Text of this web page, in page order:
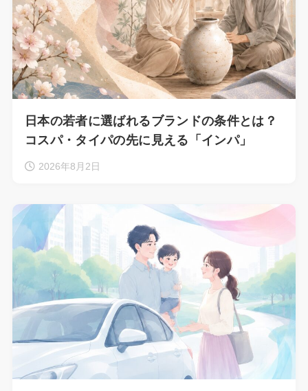
日本の若者に選ばれるブランドの条件とは？
コスパ・タイパの先に見える「インパ」
2026年8月2日